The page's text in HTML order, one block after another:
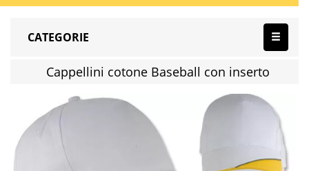
CATEGORIE
Cappellini cotone Baseball con inserto